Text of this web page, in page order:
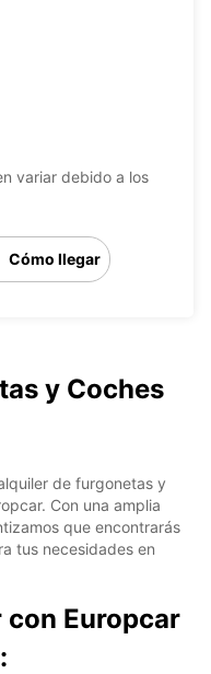
variar debido a los
Cómo llegar
y Coches
de furgonetas y
Con una amplia
que encontrarás
tus necesidades en
Europcar